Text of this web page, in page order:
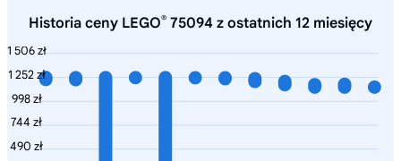
Historia ceny LEGO® 75094 z ostatnich 12 miesięcy
1 506 zł
1 252 zł
998 zł
744 zł
490 zł